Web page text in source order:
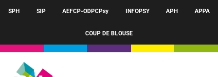
SPH SIP AEFCP-ODPCPsy INFOPSY APH APPA
COUP DE BLOUSE